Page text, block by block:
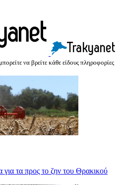
να βρείτε κάθε είδους πληροφορίες
για τα προς το ζην του Θρακικού